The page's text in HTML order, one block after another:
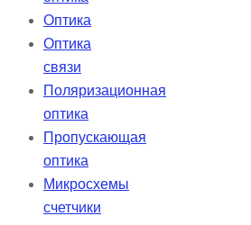
Оптика
Оптика
связи
Поляризационная
оптика
Пропускающая
оптика
Микросхемы
счетчики